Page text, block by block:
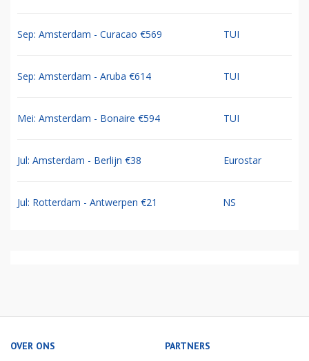
Sep: Amsterdam - Curacao €569 TUI
Sep: Amsterdam - Aruba €614 TUI
Mei: Amsterdam - Bonaire €594 TUI
Jul: Amsterdam - Berlijn €38 Eurostar
Jul: Rotterdam - Antwerpen €21 NS
OVER ONS PARTNERS